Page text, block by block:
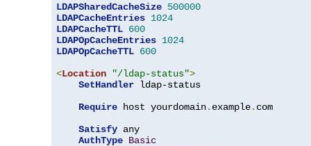
LDAPSharedCacheSize 500000
LDAPCacheEntries 1024
LDAPCacheTTL 600
LDAPOpCacheEntries 1024
LDAPOpCacheTTL 600
<Location "/ldap-status">
SetHandler ldap-status
Require host yourdomain. example. com
Satisfy any
AuthType Basic